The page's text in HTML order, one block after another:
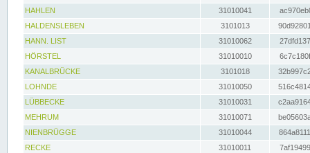
HAHLEN
31010041
HALDENSLEBEN
3101013
HANN. LIST
31010062
HÖRSTEL
31010010
KANALBRÜCKE
3101018
LOHNDE
31010050
LÜBBECKE
31010031
MEHRUM
31010071
NIENBRÜGGE
31010044
RECKE
31010011